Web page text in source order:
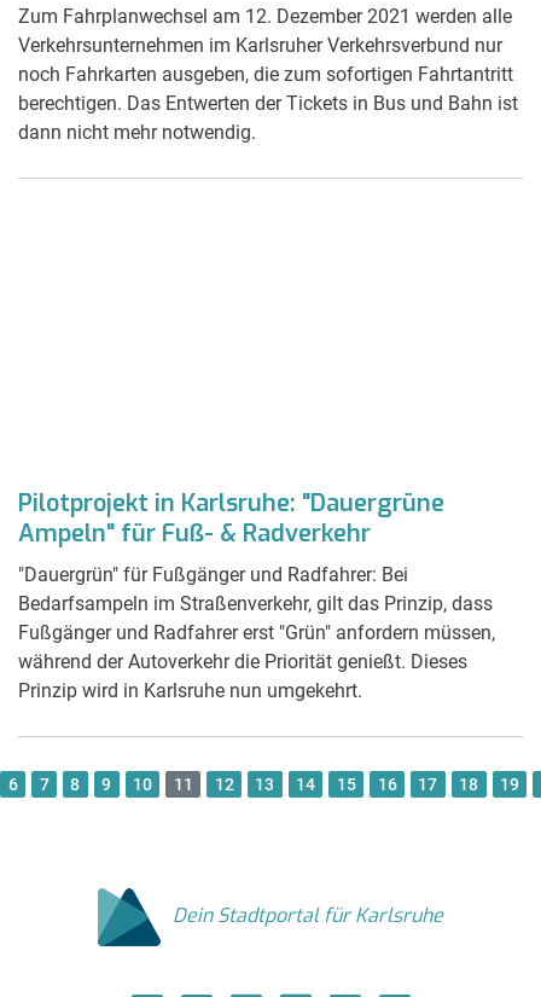
Zum Fahrplanwechsel am 12. Dezember 2021 werden alle
Verkehrsunternehmen im Karlsruher Verkehrsverbund nur
noch Fahrkarten ausgeben, die zum sofortigen Fahrtantritt
berechtigen. Das Entwerten der Tickets in Bus und Bahn ist
dann nicht mehr notwendig.
Pilotprojekt in Karlsruhe: "Dauergrüne
Ampeln" für Fuß- & Radverkehr
"Dauergrün" für Fußgänger und Radfahrer: Bei
Bedarfsampeln im Straßenverkehr, gilt das Prinzip, dass
Fußgänger und Radfahrer erst "Grün" anfordern müssen,
während der Autoverkehr die Priorität genießt. Dieses
Prinzip wird in Karlsruhe nun umgekehrt.
6 7 8 9 10 11 12 13 14 15 16 17 18 19
Dein Stadtportal für Karlsruhe